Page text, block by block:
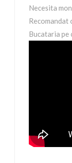
Necesita
Recomandat
Bucataria pe